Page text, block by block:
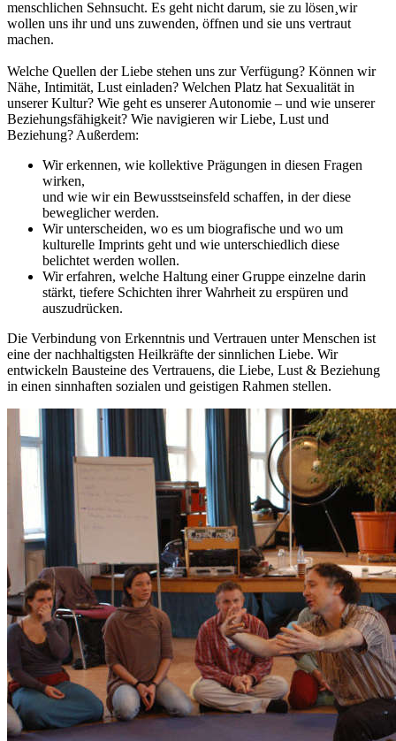
menschlichen Sehnsucht. Es geht nicht darum, sie zu lösen¸wir
wollen uns ihr und uns zuwenden, öffnen und sie uns vertraut
machen.
Welche Quellen der Liebe stehen uns zur Verfügung? Können wir
Nähe, Intimität, Lust einladen? Welchen Platz hat Sexualität in
unserer Kultur? Wie geht es unserer Autonomie – und wie unserer
Beziehungsfähigkeit? Wie navigieren wir Liebe, Lust und
Beziehung? Außerdem:
Wir erkennen, wie kollektive Prägungen in diesen Fragen
wirken,
und wie wir ein Bewusstseinsfeld schaffen, in der diese
beweglicher werden.
Wir unterscheiden, wo es um biografische und wo um
kulturelle Imprints geht und wie unterschiedlich diese
belichtet werden wollen.
Wir erfahren, welche Haltung einer Gruppe einzelne darin
stärkt, tiefere Schichten ihrer Wahrheit zu erspüren und
auszudrücken.
Die Verbindung von Erkenntnis und Vertrauen unter Menschen ist
eine der nachhaltigsten Heilkräfte der sinnlichen Liebe. Wir
entwickeln Bausteine des Vertrauens, die Liebe, Lust & Beziehung
in einen sinnhaften sozialen und geistigen Rahmen stellen.